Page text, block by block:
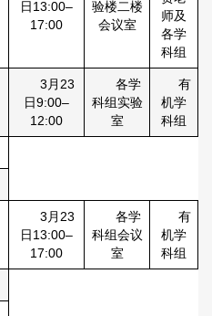
日13:00–
17:00
验楼二楼
会议室
师及
各学
科组
3月23
日9:00–
12:00
各学
科组实验
室
有
机学
科组
3月23
日13:00–
17:00
各学
科组会议
室
有
机学
科组